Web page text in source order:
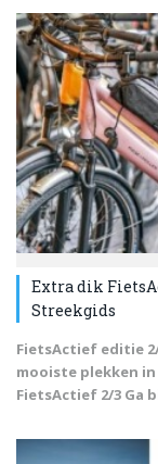
Extra dik
Streekgids
FietsActief editie
mooiste plekken
FietsActief 2/3 Ga